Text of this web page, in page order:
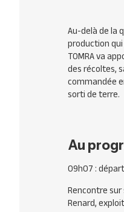
Au-delà de la
production
TOMRA va
des récoltes,
commandée
sorti de terre.
Au
09h07 :
Rencontre
Renard,